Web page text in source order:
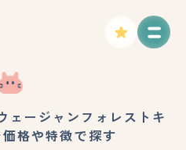
ェージャンフォレストキ
格や特徴で探す